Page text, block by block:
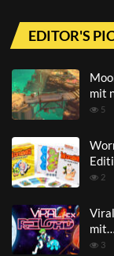
EDITOR'S
mit
5
2
mit…
3